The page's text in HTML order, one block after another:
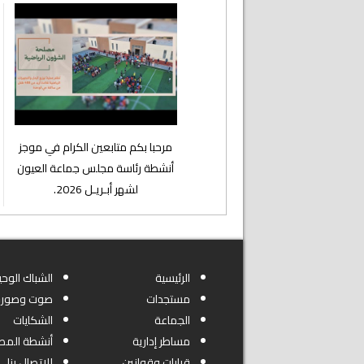
⁨مرحبا بكم متابعين الكرام في موجز
أنشطة رئاسة مجلس جماعة العيون
لشهر أبـريـل 2026.
الرئيسية
مستجدات
الجماعة
مساطر إدارية
الشباك
صوت
الشكايات
أنشطة